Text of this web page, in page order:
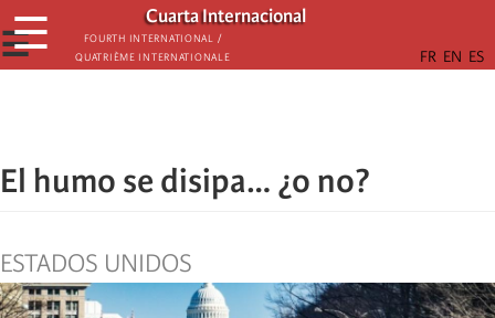
Skip
to
main
Cuarta Internacional
Fourth International /
Quatrième internationale
☰
☰
El humo se disipa… ¿o no?
ESTADOS UNIDOS